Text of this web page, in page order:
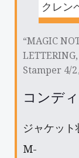
“MAGIC
Stamper 4/2
コンデ
ジャケット
M-